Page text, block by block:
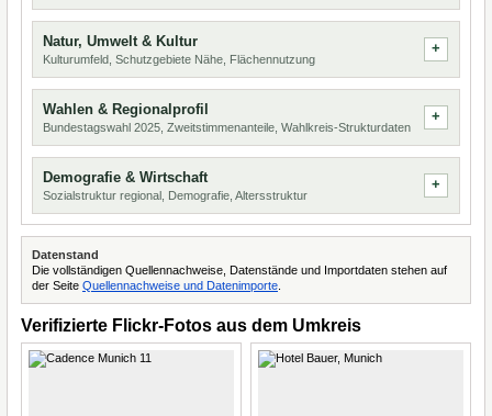
Natur, Umwelt & Kultur
Kulturumfeld, Schutzgebiete Nähe, Flächennutzung
Wahlen & Regionalprofil
Bundestagswahl 2025, Zweitstimmenanteile, Wahlkreis-Strukturdaten
Demografie & Wirtschaft
Sozialstruktur regional, Demografie, Altersstruktur
Datenstand
Die vollständigen Quellennachweise, Datenstände und Importdaten stehen auf
der Seite Quellennachweise und Datenimporte
Verifizierte Flickr-Fotos aus dem Umkreis